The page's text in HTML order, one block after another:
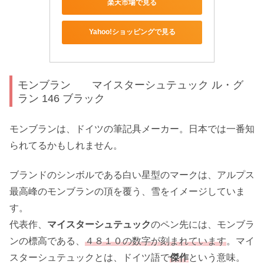
楽天市場で見る
Yahoo!ショッピングで見る
モンブラン マイスターシュテュック ル・グ
ラン 146 ブラック
モンブランは、ドイツの筆記具メーカー。日本では一番知
られてるかもしれません。
ブランドのシンボルである白い星型のマークは、アルプス
最高峰のモンブランの頂を覆う、雪をイメージしていま
す。
代表作、 マイスターシュテュックのペン先には、モンブラ
ンの標高である、 ４８１０の数字が刻まれています。マイ
スターシュテュックとは、ドイツ語で傑作という意味。